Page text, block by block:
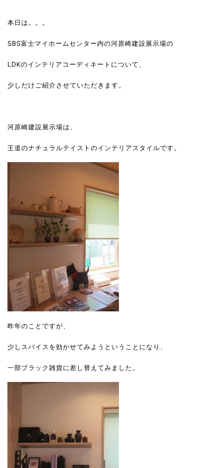
本日は。。。
SBS富士マイホームセンター内の河原崎建設展示場の
LDKのインテリアコーディネートについて、
少しだけご紹介させていただきます。
河原崎建設展示場は、
王道のナチュラルテイストのインテリアスタイルです。
昨年のことですが、
少しスパイスを効かせてみようということになり、
一部ブラック雑貨に差し替えてみました。